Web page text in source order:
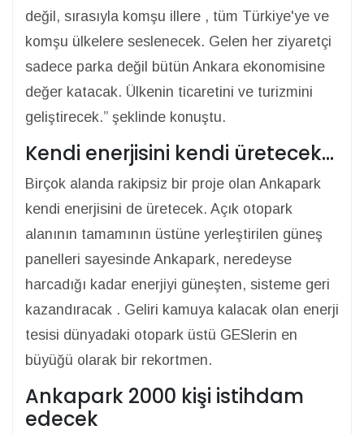
değil, sırasıyla komşu illere , tüm Türkiye'ye ve
komşu ülkelere seslenecek. Gelen her ziyaretçi
sadece parka değil bütün Ankara ekonomisine
değer katacak. Ülkenin ticaretini ve turizmini
geliştirecek.” şeklinde konuştu.
Kendi enerjisini kendi üretecek…
Birçok alanda rakipsiz bir proje olan Ankapark
kendi enerjisini de üretecek. Açık otopark
alanının tamamının üstüne yerleştirilen güneş
panelleri sayesinde Ankapark, neredeyse
harcadığı kadar enerjiyi güneşten, sisteme geri
kazandıracak . Geliri kamuya kalacak olan enerji
tesisi dünyadaki otopark üstü GESlerin en
büyüğü olarak bir rekortmen.
Ankapark 2000 kişi istihdam
edecek